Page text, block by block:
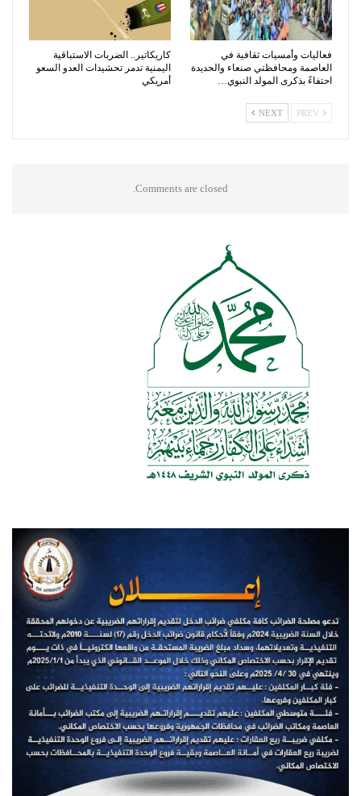
فعاليات وأمسيات ثقافية في
العاصمة ومحافظتي صنعاء والحديدة
احتفاءً بذكرى المولد النبوي…
كاريكاتير.. الضربات الاستباقية
اليمنية تدمر تحشيدات العدو السعو
أمريكي
NEXT
Comments are closed.